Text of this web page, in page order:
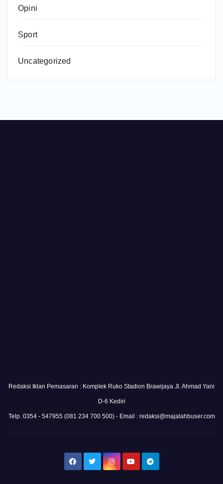
Opini
Sport
Uncategorized
Redaksi Iklan Pemasaran : Komplek Ruko Stadion Brawijaya Jl. Ahmad Yani
D-6 Kediri
Telp. 0354 - 547955 (081 234 700 500) - Email : redaksi@majalahbuser.com